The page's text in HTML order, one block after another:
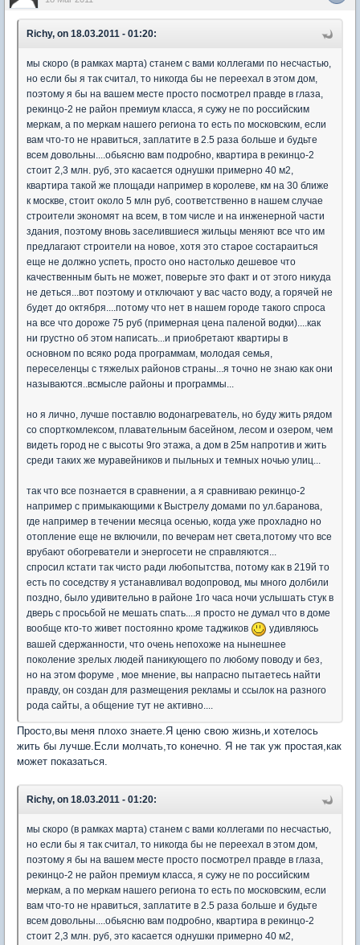
Richy, on 18.03.2011 - 01:20:
мы скоро (в рамках марта) станем с вами коллегами по несчастью,
но если бы я так считал, то никогда бы не переехал в этом дом,
поэтому я бы на вашем месте просто посмотрел правде в глаза,
рекинцо-2 не район премиум класса, я сужу не по российским
меркам, а по меркам нашего региона то есть по московским, если
вам что-то не нравиться, заплатите в 2.5 раза больше и будьте
всем довольны....обьясню вам подробно, квартира в рекинцо-2
стоит 2,3 млн. руб, это касается однушки примерно 40 м2,
квартира такой же площади например в королеве, км на 30 ближе
к москве, стоит около 5 млн руб, соответственно в нашем случае
строители экономят на всем, в том числе и на инженерной части
здания, поэтому вновь заселившиеся жильцы меняют все что им
предлагают строители на новое, хотя это старое состараиться
еще не должно успеть, просто оно настолько дешевое что
качественным быть не может, поверьте это факт и от этого никуда
не деться...вот поэтому и отключают у вас часто воду, а горячей не
будет до октября....потому что нет в нашем городе такого спроса
на все что дороже 75 руб (примерная цена паленой водки)....как
ни грустно об этом написать...и приобретают квартиры в
основном по всяко рода программам, молодая семья,
переселенцы с тяжелых районов страны...я точно не знаю как они
называются..всмысле районы и программы...
но я лично, лучше поставлю водонагреватель, но буду жить рядом
со спорткомлексом, плавательным басейном, лесом и озером, чем
видеть город не с высоты 9го этажа, а дом в 25м напротив и жить
среди таких же муравейников и пыльных и темных ночью улиц...
так что все познается в сравнении, а я сравниваю рекинцо-2
например с примыкающими к Выстрелу домами по ул.баранова,
где например в течении месяца осенью, когда уже прохладно но
отопление еще не включили, по вечерам нет света,потому что все
врубают обогреватели и энергосети не справляются...
спросил кстати так чисто ради любопытства, потому как в 219й то
есть по соседству я устанавливал водопровод, мы много долбили
поздно, было удивительно в районе 1го часа ночи услышать стук в
дверь с просьбой не мешать спать....я просто не думал что в доме
вообще кто-то живет постоянно кроме таджиков
удивляюсь
вашей сдержанности, что очень непохоже на нынешнее
поколение зрелых людей паникующего по любому поводу и без,
но на этом форуме , мое мнение, вы напрасно пытаетесь найти
правду, он создан для размещения рекламы и ссылок на разного
рода сайты, а общение тут не активно....
Просто,вы меня плохо знаете.Я ценю свою жизнь,и хотелось
жить бы лучше.Если молчать,то конечно. Я не так уж простая,как
может показаться.
Richy, on 18.03.2011 - 01:20:
мы скоро (в рамках марта) станем с вами коллегами по несчастью,
но если бы я так считал, то никогда бы не переехал в этом дом,
поэтому я бы на вашем месте просто посмотрел правде в глаза,
рекинцо-2 не район премиум класса, я сужу не по российским
меркам, а по меркам нашего региона то есть по московским, если
вам что-то не нравиться, заплатите в 2.5 раза больше и будьте
всем довольны....обьясню вам подробно, квартира в рекинцо-2
стоит 2,3 млн. руб, это касается однушки примерно 40 м2,